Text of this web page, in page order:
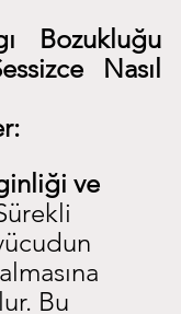
Bozukluğu
Nasıl
ve
Bu